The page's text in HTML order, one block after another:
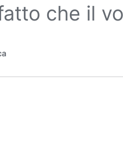
che il